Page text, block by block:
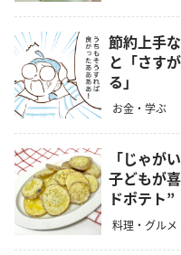
節約上手
と「さす
る」
お金・学ぶ
「じゃが
子どもが
ドポテト”
料理・グルメ